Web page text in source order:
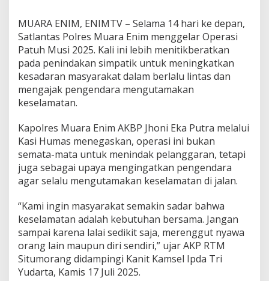
e
n
d
a
r
a
U
m
a
k
a
n
K
e
l
a
m
a
t
a
MUARA ENIM, ENIMTV – Selama 14 hari ke depan,
Satlantas Polres Muara Enim menggelar Operasi
Patuh Musi 2025. Kali ini lebih menitikberatkan
pada penindakan simpatik untuk meningkatkan
kesadaran masyarakat dalam berlalu lintas dan
mengajak pengendara mengutamakan
keselamatan.
Kapolres Muara Enim AKBP Jhoni Eka Putra melalui
Kasi Humas menegaskan, operasi ini bukan
semata-mata untuk menindak pelanggaran, tetapi
juga sebagai upaya mengingatkan pengendara
agar selalu mengutamakan keselamatan di jalan.
“Kami ingin masyarakat semakin sadar bahwa
keselamatan adalah kebutuhan bersama. Jangan
sampai karena lalai sedikit saja, merenggut nyawa
orang lain maupun diri sendiri,” ujar AKP RTM
Situmorang didampingi Kanit Kamsel Ipda Tri
Yudarta, Kamis 17 Juli 2025.